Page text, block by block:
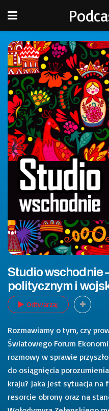
Studio wschodnie
politycznym i
Odtwarzaj
Rozmawiamy o tym, czy
Światowego Forum
rozmowy w sprawie
do osiągnięcia
kraju? Jaka jest sytuacja na
resorcie obrony oraz na